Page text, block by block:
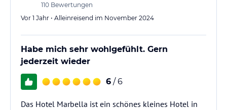
Unser Doppelzimmer war außergewöhnlich
110 Bewertungen
Vor 1 Jahr • Alleinreisend im November 2024
Habe mich sehr wohlgefühlt. Gern
jederzeit wieder
6 / 6
Das Hotel Marbella ist ein schönes kleines Hotel in